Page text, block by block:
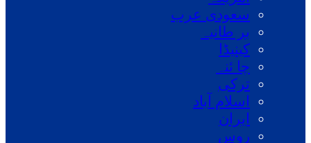
سعودی عرب
بر طانیہ
کینیڈا
چا ئنہ
ترکی
اسلام آباد
ایران
روس